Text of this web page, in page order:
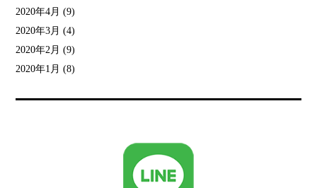
2020年4月 (9)
2020年3月 (4)
2020年2月 (9)
2020年1月 (8)